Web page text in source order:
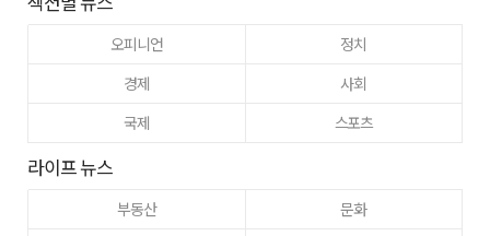
오피니언
정치
경제
사회
국제
스포츠
라이프 뉴스
부동산 문화